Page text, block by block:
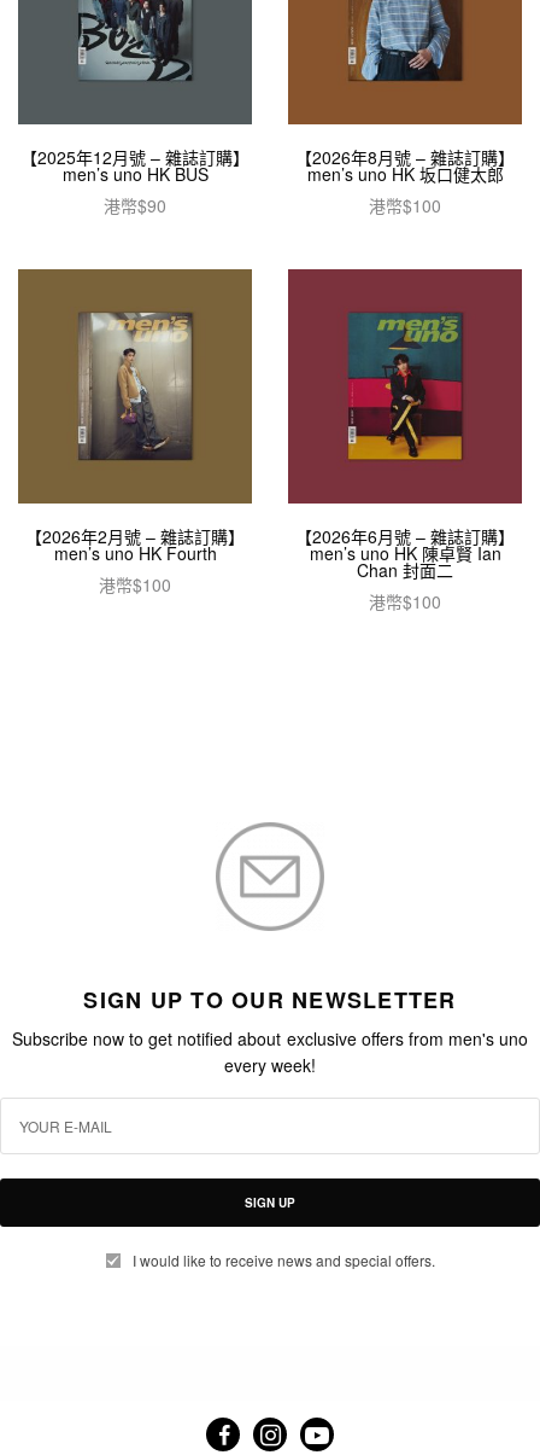
【2025年12月號 – 雜誌訂購】
men’s uno HK BUS
港幣$90
【2026年8月號 – 雜誌訂購】
men’s uno HK 坂口健太郎
港幣$100
【2026年2月號 – 雜誌訂購】
men’s uno HK Fourth
港幣$100
【2026年6月號 – 雜誌訂購】
men’s uno HK 陳卓賢 Ian
Chan 封面二
港幣$100
SIGN UP TO OUR NEWSLETTER
Subscribe now to get notified about exclusive offers from men's uno
every week!
SIGN UP
I would like to receive news and special offers.